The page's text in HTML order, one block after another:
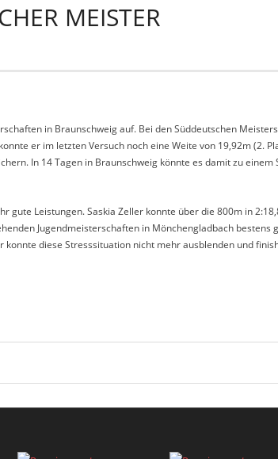
MEISTER
in Braunschweig auf. Bei den Süddeutschen
er im letzten Versuch noch eine Weite von 19,92m (2.
In 14 Tagen in Braunschweig könnte es damit zu
gute Leistungen. Saskia Zeller konnte über die 800m in
Jugendmeisterschaften in Mönchengladbach
diese Stresssituation nicht mehr ausblenden und